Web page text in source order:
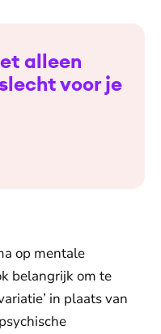
alleen
voor je
op mentale
belangrijk om te
in plaats van